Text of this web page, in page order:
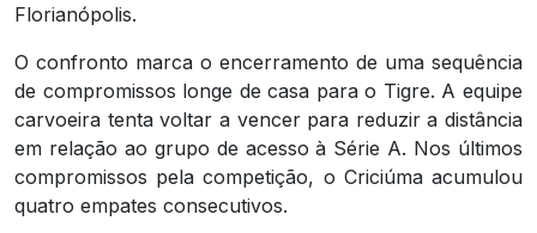
Florianópolis.
O confronto marca o encerramento de uma sequência
de compromissos longe de casa para o Tigre. A equipe
carvoeira tenta voltar a vencer para reduzir a distância
em relação ao grupo de acesso à Série A. Nos últimos
compromissos pela competição, o Criciúma acumulou
quatro empates consecutivos.